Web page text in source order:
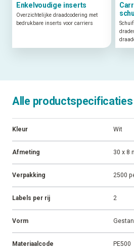
Enkelvoudige inserts
Overzichtelijke draadcodering met
bedrukbare inserts voor carriers
Alle productspecificaties
Kleur Wit
Afmeting 30 x 8
Verpakking 2500
Labels per rij 2
Vorm
Materiaalcode PE500